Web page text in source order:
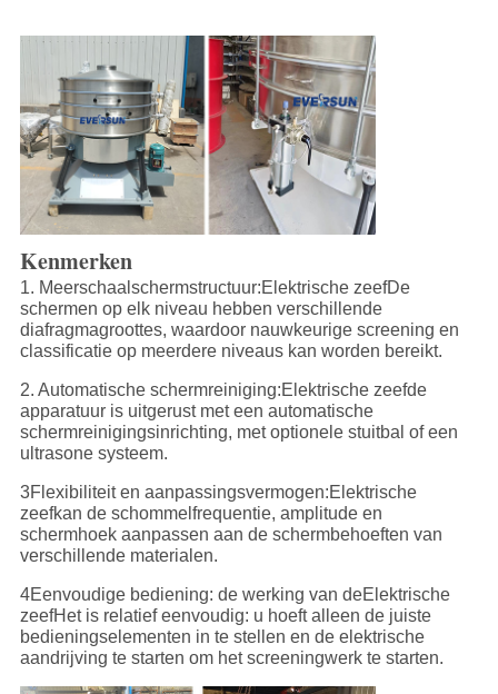
Kenmerken
1. Meerschaalschermstructuur:Elektrische zeefDe
schermen op elk niveau hebben verschillende
diafragmagroottes, waardoor nauwkeurige screening en
classificatie op meerdere niveaus kan worden bereikt.
2. Automatische schermreiniging:Elektrische zeefde
apparatuur is uitgerust met een automatische
schermreinigingsinrichting, met optionele stuitbal of een
ultrasone systeem.
3Flexibiliteit en aanpassingsvermogen:Elektrische
zeefkan de schommelfrequentie, amplitude en
schermhoek aanpassen aan de schermbehoeften van
verschillende materialen.
4Eenvoudige bediening: de werking van deElektrische
zeefHet is relatief eenvoudig: u hoeft alleen de juiste
bedieningselementen in te stellen en de elektrische
aandrijving te starten om het screeningwerk te starten.